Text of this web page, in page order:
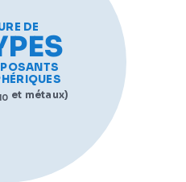
DE
et métaux)